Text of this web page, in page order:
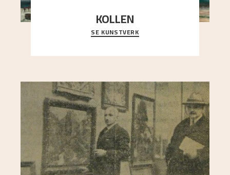
KOLLEN
Et ruvende fjell dominerer bildeflaten, og står i
sterk kontrast til det spinkle rognetreet ute
SE KUNSTVERK